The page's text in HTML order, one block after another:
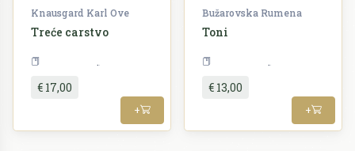
Knausgard Karl Ove
Treće carstvo
€ 17,00
+
Bužarovska Rumena
Toni
€ 13,00
+